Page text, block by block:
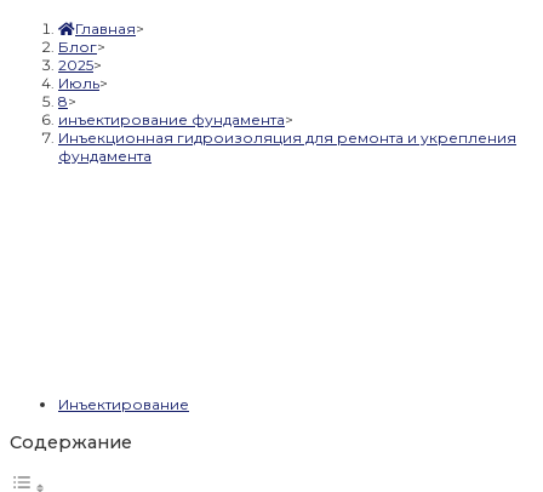
Главная>
Блог>
2025>
Июль>
8>
инъектирование фундамента>
Инъекционная гидроизоляция для ремонта и укрепления
фундамента
Инъектирование
Содержание